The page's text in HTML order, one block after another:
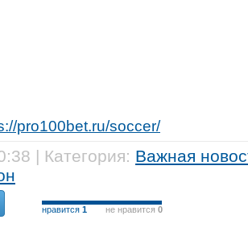
pro100bet.ru/soccer/
| Категория: Важная
нравится 1 не нравится 0